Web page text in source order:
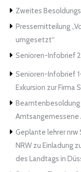
Zweites
Pressemitteilung
umgesetzt“
Senioren-Infobrief
Senioren-Infobrief
Exkursion zur Firma
Beamtenbesoldung
Geplante lehrer
NRW zu Einladung
des Landtags in